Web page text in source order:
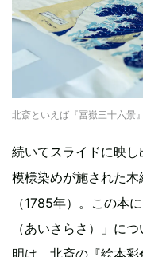
北斎といえば『冨嶽三十六景
続いてスライドに映し
模様染めが施された木
（1785年）。この本
（あいさらさ）」に